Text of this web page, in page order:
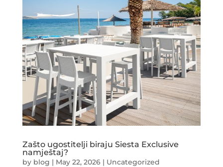
Zašto ugostitelji biraju Siesta Exclusive
namještaj?
by blog | May 22, 2026| Uncategorized